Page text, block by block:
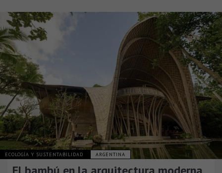
ECOLOGÍA Y SUSTENTABILIDAD ARGENTINA